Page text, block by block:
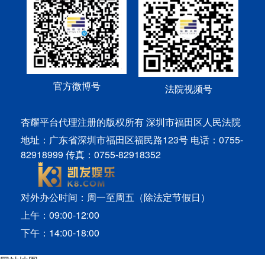
官方微博号 法院视频号
杏耀平台代理注册的版权所有 深圳市福田区人民法院
地址：广东省深圳市福田区福民路123号 电话：0755-
82918999 传真：0755-82918352
对外办公时间：周一至周五（除法定节假日）
上午：09:00-12:00
下午：14:00-18:00